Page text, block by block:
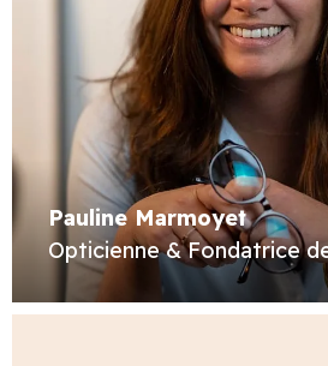
Pauline Marmoyet
Opticienne & Fondatrice